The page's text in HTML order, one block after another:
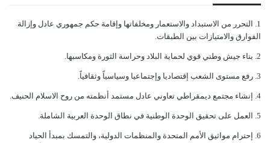
ﺍﻟﺘﺤﺮﺭ ﻣﻦ ﺍﻻﺳﺘﺒﺪﺍﺩ ﻭﺍﻻﺳﺘﻌﻤﺎﺭ ﻭﻣﺨﻠﻔﺎﺗﻬﺎ ﻭﺇﻗﺎﻣﺔ ﺣﻜﻢ ﺟﻤﻬﻮﺭﻱ ﻋﺎﺩﻝ ﻭﺇﺯﺍﻟﺔ
ﺍﻟﻔﻮﺍﺭﻕ ﻭﺍﻻﻣﺘﻴﺎﺯﺍﺕ ﺑﻴﻦ ﺍﻟﻄﺒﻘﺎﺕ.
ﺑﻨﺎﺀ ﺟﻴﺶ ﻭﻃﻨﻲ ﻗﻮﻱ ﻟﺤﻤﺎﻳﺔ ﺍﻟﺒﻼﺩ ﻭﺣﺮﺍﺳﺔ ﺍﻟﺜﻮﺭﺓ ﻭﻣﻜﺎﺳﺒﻬﺎ.
ﺭﻓﻊ ﻣﺴﺘﻮﻯ ﺍﻟﺸﻌﺐ ﺇﻗﺘﺼﺎﺩﻳﺎ ﻭﺇﺟﺘﻤﺎﻋﻴﺎ ﻭﺳﻴﺎﺳﻴﺎً ﻭﺛﻘﺎﻓﻴﺎً.
ﺇﻧﺸﺎﺀ ﻣﺠﺘﻤﻊ ﺩﻳﻤﻘﺮﺍﻃﻲ ﺗﻌﺎﻭﻧﻲ ﻋﺎﺩﻝ ﻣﺴﺘﻤﺪ ﺃﻧﻈﻤﺘﻪ ﻣﻦ ﺭﻭﺡ ﺍﻻﺳﻼﻡ ﺍﻟﺤﻨﻴﻒ.
ﺍﻟﻌﻤﻞ ﻋﻠﻰ ﺗﺤﻘﻴﻖ ﺍﻟﻮﺣﺪﺓ ﺍﻟﻮﻃﻨﻴﺔ ﻓﻲ ﻧﻄﺎﻕ ﺍﻟﻮﺣﺪﺓ ﺍﻟﻌﺮﺑﻴﺔ ﺍﻟﺸﺎﻣﻠﺔ.
ﺇﺣﺘﺮﺍﻡ ﻣﻮﺍﺛﻴﻖ الأﻣﻢ ﺍﻟﻤﺘﺤﺪﺓ ﻭﺍﻟﻤﻨﻈﻤﺎﺕ ﺍﻟﺪﻭﻟﻴﺔ، ﻭﺍﻟﺘﻤﺴﻚ ﺑﻤﺒﺪﺃ ﺍﻟﺤﻴﺎﺩ